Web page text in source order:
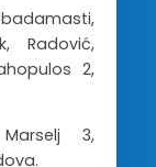
Radović,
2,
3,